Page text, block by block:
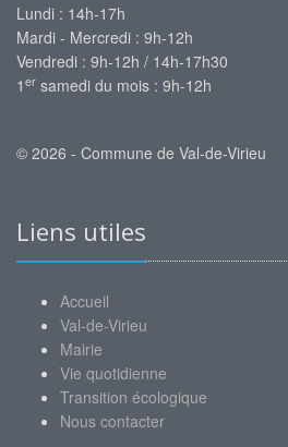
Lundi : 14h-17h
Mardi - Mercredi : 9h-12h
Vendredi : 9h-12h / 14h-17h30
1 er samedi du mois : 9h-12h
© 2026 - Commune de Val-de-Virieu
Liens utiles
Accueil
Val-de-Virieu
Mairie
Vie quotidienne
Transition écologique
Nous contacter